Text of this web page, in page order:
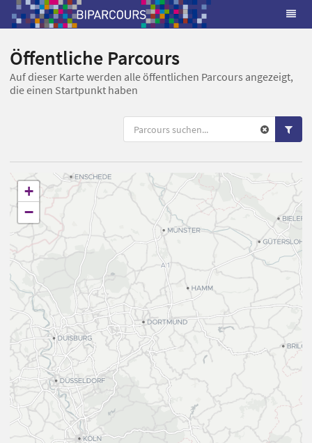
Öffentliche Parcours
Auf dieser Karte werden alle öffentlichen Parcours angezeigt,
die einen Startpunkt haben
+
−